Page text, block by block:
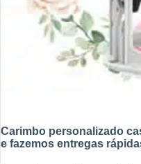
Carimbo personalizado
e fazemos entregas